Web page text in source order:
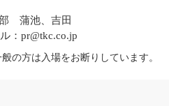
蒲池、吉田
：pr@tkc.co.jp
の方は入場をお断りしています。